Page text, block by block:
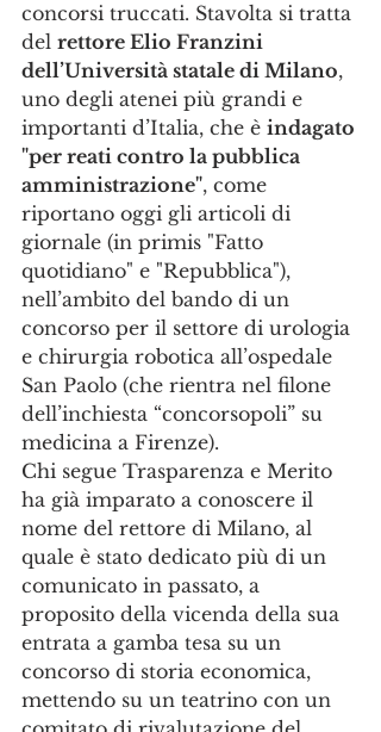
concorsi truccati. Stavolta si tratta
del rettore Elio Franzini
dell’Università statale di Milano,
uno degli atenei più grandi e
importanti d’Italia, che è indagato
"per reati contro la pubblica
amministrazione", come
riportano oggi gli articoli di
giornale (in primis "Fatto
quotidiano" e "Repubblica"),
nell’ambito del bando di un
concorso per il settore di urologia
e chirurgia robotica all’ospedale
San Paolo (che rientra nel filone
dell’inchiesta “concorsopoli” su
medicina a Firenze).
Chi segue Trasparenza e Merito
ha già imparato a conoscere il
nome del rettore di Milano, al
quale è stato dedicato più di un
comunicato in passato, a
proposito della vicenda della sua
entrata a gamba tesa su un
concorso di storia economica,
mettendo su un teatrino con un